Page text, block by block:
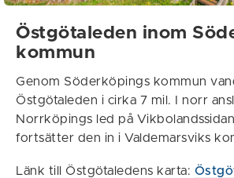
Östgötaleden inom
kommun
Genom Söderköpings kommun
Östgötaleden i cirka 7 mil. I norr
Norrköpings led på
fortsätter den in i Valdemarsviks
Länk till Östgötaledens karta: